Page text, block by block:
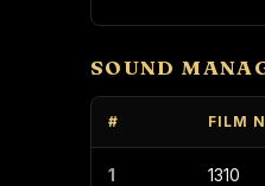
SOUND
# FILM
1 1310